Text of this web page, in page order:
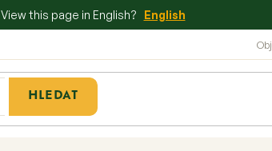
View this page in English? English
HLEDAT